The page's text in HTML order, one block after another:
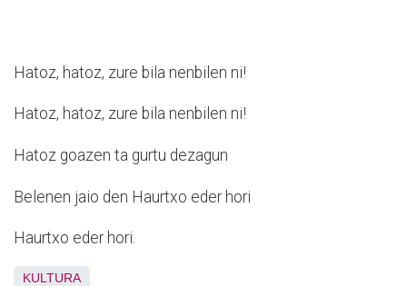
Hatoz, hatoz, zure bila nenbilen ni!
Hatoz, hatoz, zure bila nenbilen ni!
Hatoz goazen ta gurtu dezagun
Belenen jaio den Haurtxo eder hori
Haurtxo eder hori.
KULTURA